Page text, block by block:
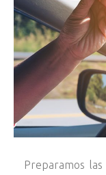
Preparamos